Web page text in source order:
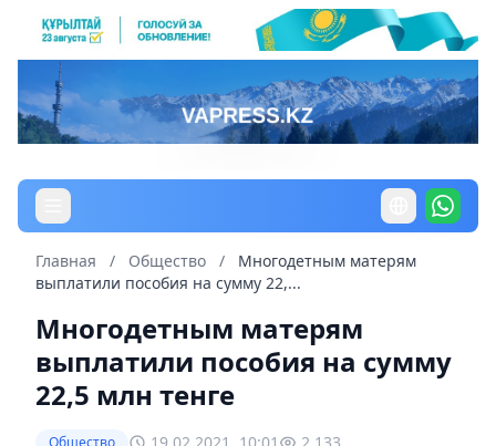
Главная / Общество /
Многодетным матерям
выплатили пособия на сумму 22,...
Многодетным матерям
выплатили пособия на сумму
22,5 млн тенге
Общество